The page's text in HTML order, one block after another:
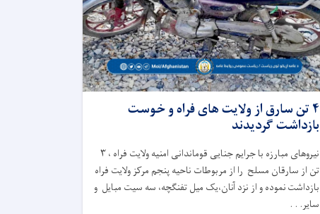
۴ تن سارق از ولایت های فراه و خوست
بازداشت گردیدند
نیروهای مبارزه با جرایم جنایی قوماندانی امنیه ولایت فراه ، ۳
تن از سارقان مسلح را از مربوطات ناحیه پنجم مرکز ولایت فراه
بازداشت نموده و از نزد آنان،یک میل تفنگچه، سه سیت مبایل و
سایر. . .